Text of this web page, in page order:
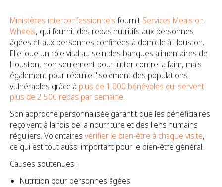
Ministères interconfessionnels fournit Services Meals on
Wheels, qui fournit des repas nutritifs aux personnes
âgées et aux personnes confinées à domicile à Houston.
Elle joue un rôle vital au sein des banques alimentaires de
Houston, non seulement pour lutter contre la faim, mais
également pour réduire l'isolement des populations
vulnérables grâce à plus de 1 000 bénévoles qui servent
plus de 2 500 repas par semaine.
Son approche personnalisée garantit que les bénéficiaires
reçoivent à la fois de la nourriture et des liens humains
réguliers. Volontaires vérifier le bien-être à chaque visite,
ce qui est tout aussi important pour le bien-être général.
Causes soutenues :
Nutrition pour personnes âgées